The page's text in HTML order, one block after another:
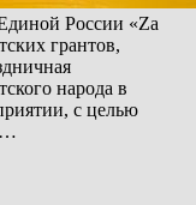
России «Zа
грантов,
народа в
с целью